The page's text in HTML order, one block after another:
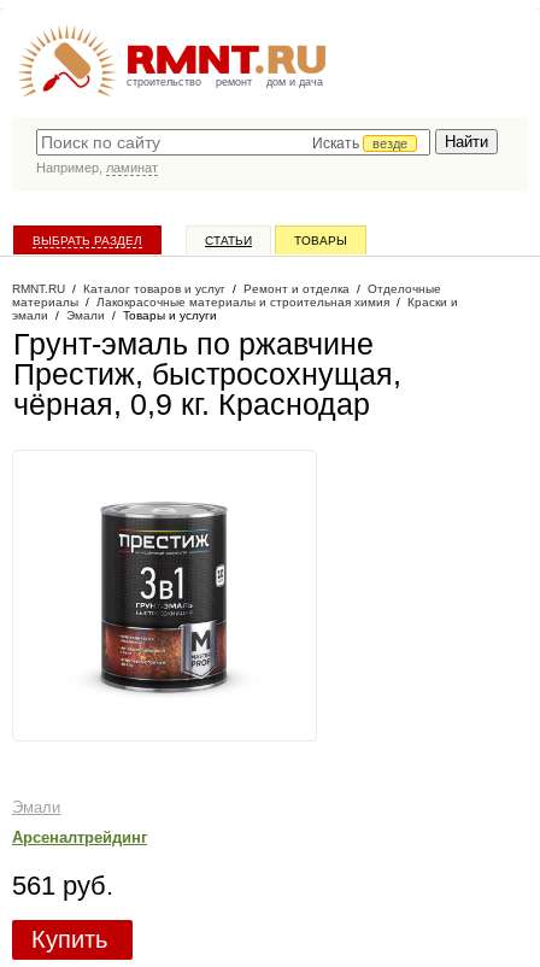
строительство ремонт дом и дача
Искать
везде
Например, ламинат
ВЫБРАТЬ РАЗДЕЛ СТАТЬИ ТОВАРЫ
RMNT.RU / Каталог товаров и услуг / Ремонт и отделка / Отделочные
материалы / Лакокрасочные материалы и строительная химия / Краски и
эмали / Эмали / Товары и услуги
Грунт-эмаль по ржавчине
Престиж, быстросохнущая,
чёрная, 0,9 кг. Краснодар
Эмали
Арсеналтрейдинг
561 руб.
Купить